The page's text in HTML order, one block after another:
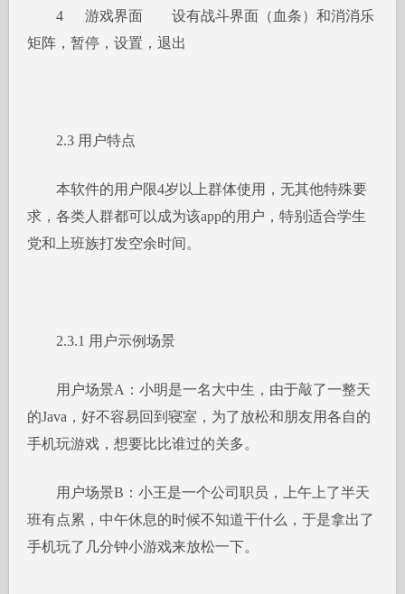
4 游戏界面
设有战斗界面（血条）和消消乐
矩阵，暂停，设置，退出
2.3 用户特点
本软件的用户限4岁以上群体使用，无其他特殊要
求，各类人群都可以成为该app的用户，特别适合学生
党和上班族打发空余时间。
2.3.1 用户示例场景
用户场景A：小明是一名大中生，由于敲了一整天
的Java，好不容易回到寝室，为了放松和朋友用各自的
手机玩游戏，想要比比谁过的关多。
用户场景B：小王是一个公司职员，上午上了半天
班有点累，中午休息的时候不知道干什么，于是拿出了
手机玩了几分钟小游戏来放松一下。